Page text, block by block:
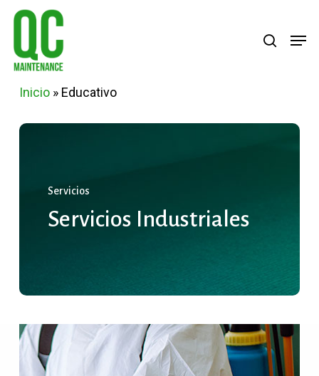
Skip
main
Inicio» Educativo
Servicios
Servicios Industriales